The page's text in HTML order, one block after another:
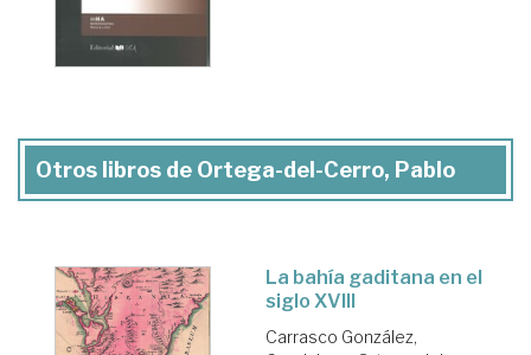
Otros libros de Ortega-del-Cerro, Pablo
La bahía gaditana en el
siglo XVIII
Carrasco González,